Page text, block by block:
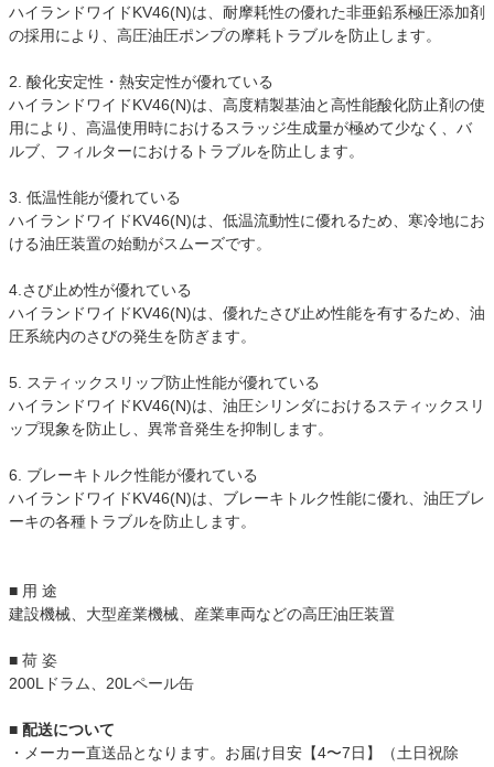
ハイランドワイドKV46(N)は、耐摩耗性の優れた非亜鉛系極圧添加剤
の採用により、高圧油圧ポンプの摩耗トラブルを防止します。
2. 酸化安定性・熱安定性が優れている
ハイランドワイドKV46(N)は、高度精製基油と高性能酸化防止剤の使
用により、高温使用時におけるスラッジ生成量が極めて少なく、バ
ルブ、フィルターにおけるトラブルを防止します。
3. 低温性能が優れている
ハイランドワイドKV46(N)は、低温流動性に優れるため、寒冷地にお
ける油圧装置の始動がスムーズです。
4.さび止め性が優れている
ハイランドワイドKV46(N)は、優れたさび止め性能を有するため、油
圧系統内のさびの発生を防ぎます。
5. スティックスリップ防止性能が優れている
ハイランドワイドKV46(N)は、油圧シリンダにおけるスティックスリ
ップ現象を防止し、異常音発生を抑制します。
6. ブレーキトルク性能が優れている
ハイランドワイドKV46(N)は、ブレーキトルク性能に優れ、油圧ブレ
ーキの各種トラブルを防止します。
■ 用 途
建設機械、大型産業機械、産業車両などの高圧油圧装置
■ 荷 姿
200Lドラム、20Lペール缶
■ 配送について
・メーカー直送品となります。お届け目安【4〜7日】（土日祝除